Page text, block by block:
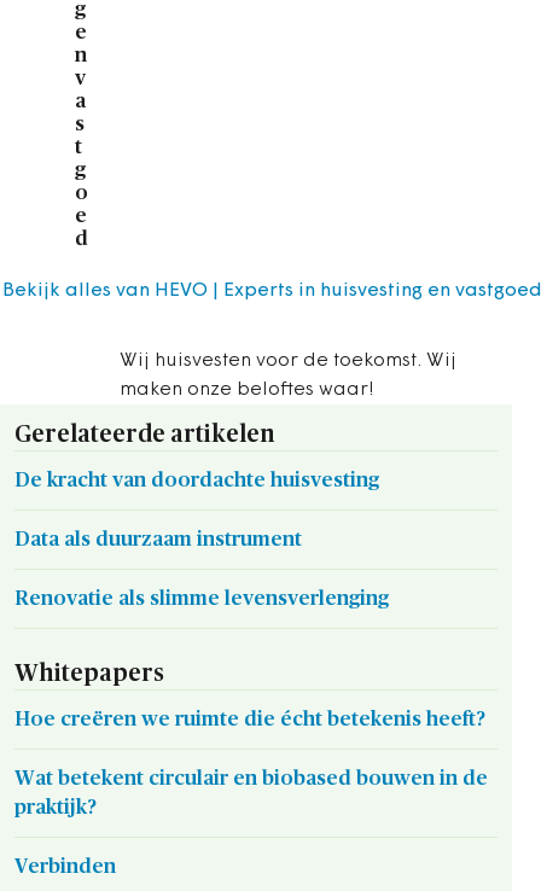
g
e
n
v
a
s
t
g
o
e
d
Wij huisvesten voor de toekomst. Wij
maken onze beloftes waar!
Bekijk alles van HEVO | Experts in huisvesting en vastgoed
Gerelateerde artikelen
De kracht van doordachte huisvesting
Data als duurzaam instrument
Renovatie als slimme levensverlenging
Whitepapers
Hoe creëren we ruimte die écht betekenis heeft?
Wat betekent circulair en biobased bouwen in de
praktijk?
Verbinden